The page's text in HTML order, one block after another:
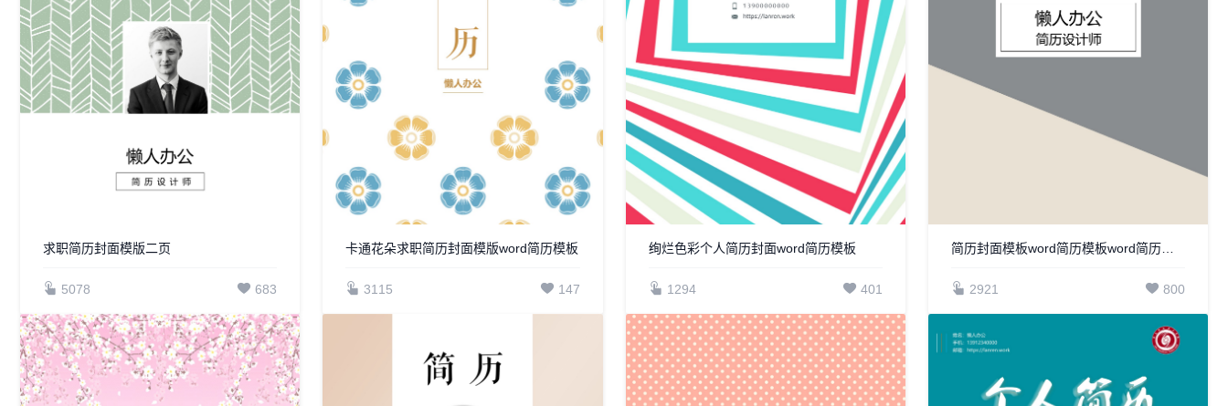
求职简历封面模版二页
5078 683
卡通花朵求职简历封面模版word简历模板
3115 147
绚烂色彩个人简历封面word简历模板
1294 401
简历封面模板word简历模板word简历模板
2921 800